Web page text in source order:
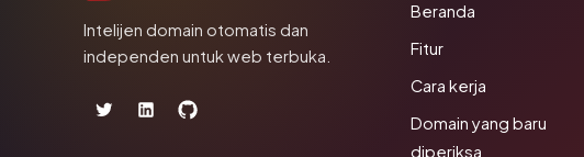
Intelijen domain otomatis dan
independen untuk web terbuka.
Beranda
Fitur
Cara kerja
Domain yang baru
diperiksa